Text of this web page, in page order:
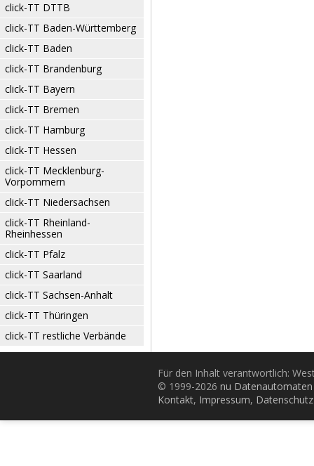
click-TT DTTB
click-TT Baden-Württemberg
click-TT Baden
click-TT Brandenburg
click-TT Bayern
click-TT Bremen
click-TT Hamburg
click-TT Hessen
click-TT Mecklenburg-
Vorpommern
click-TT Niedersachsen
click-TT Rheinland-
Rheinhessen
click-TT Pfalz
click-TT Saarland
click-TT Sachsen-Anhalt
click-TT Thüringen
click-TT restliche Verbände
Für den Inhalt verantwortlich:
© 1999-2026 nu
Kontakt, Impressum, Datenschutz